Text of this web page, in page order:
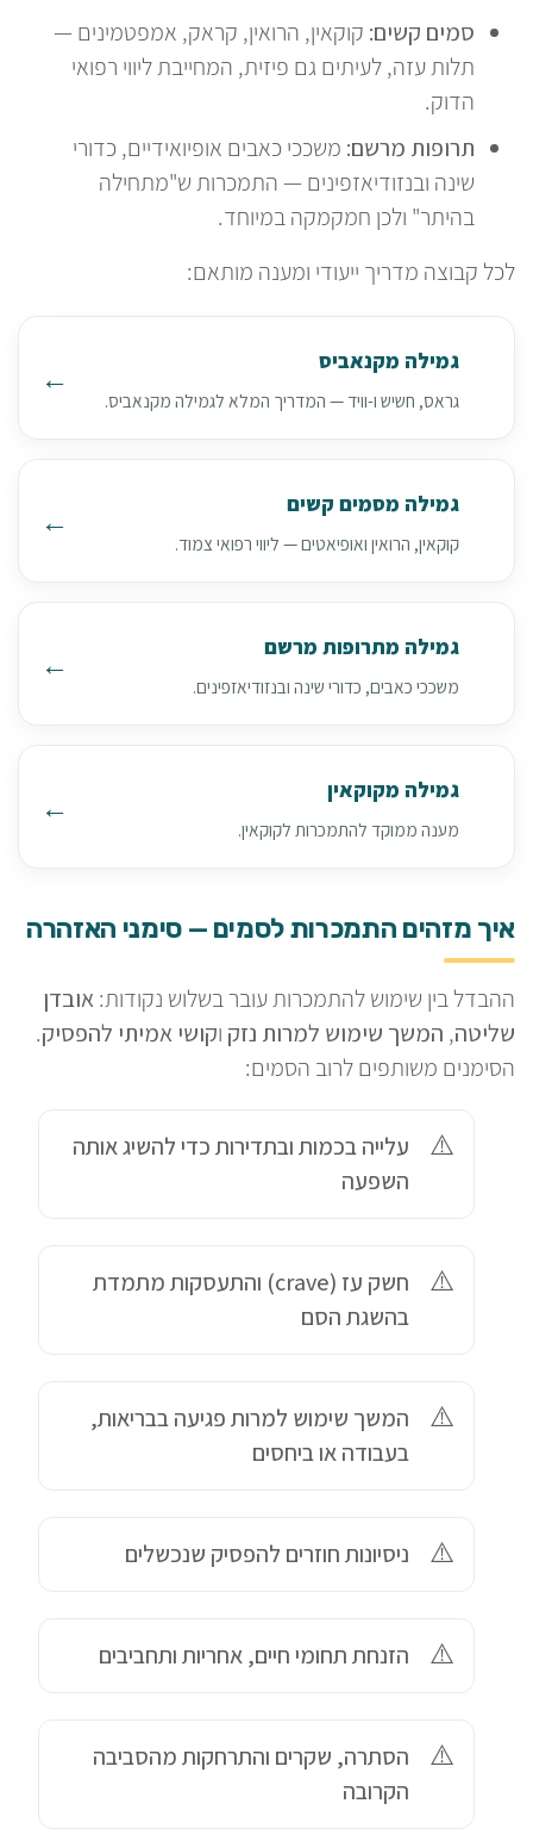
סמים קשים: קוקאין, הרואין, קראק, אמפטמינים —
תלות עזה, לעיתים גם פיזית, המחייבת ליווי רפואי
הדוק.
תרופות מרשם: משככי כאבים אופיואידיים, כדורי
שינה ובנזודיאזפינים — התמכרות ש"מתחילה
בהיתר" ולכן חמקמקה במיוחד.
לכל קבוצה מדריך ייעודי ומענה מותאם:
גמילה מקנאביס
גראס, חשיש ו-וויד — המדריך המלא לגמילה מקנאביס.
גמילה מסמים קשים
קוקאין, הרואין ואופיאטים — ליווי רפואי צמוד.
גמילה מתרופות מרשם
משככי כאבים, כדורי שינה ובנזודיאזפינים.
גמילה מקוקאין
מענה ממוקד להתמכרות לקוקאין.
איך מזהים התמכרות לסמים — סימני האזהרה
ההבדל בין שימוש להתמכרות עובר בשלוש נקודות:אובדן
שליטה, המשך שימוש למרות נזק וקושי אמיתי להפסיק.
הסימנים משותפים לרוב הסמים:
עלייה בכמות ובתדירות כדי להשיג אותה
השפעה
חשק עז (crave) והתעסקות מתמדת
בהשגת הסם
המשך שימוש למרות פגיעה בבריאות,
בעבודה או ביחסים
ניסיונות חוזרים להפסיק שנכשלים
הזנחת תחומי חיים, אחריות ותחביבים
הסתרה, שקרים והתרחקות מהסביבה
הקרובה